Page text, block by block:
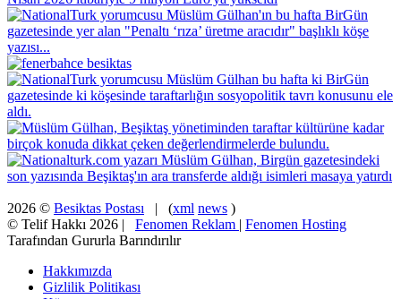
2026 © Besiktas Postası | (xml news )
© Telif Hakkı 2026 | Fenomen Reklam | Fenomen Hosting
Tarafından Gururla Barındırılır
Hakkımızda
Gizlilik Politikası